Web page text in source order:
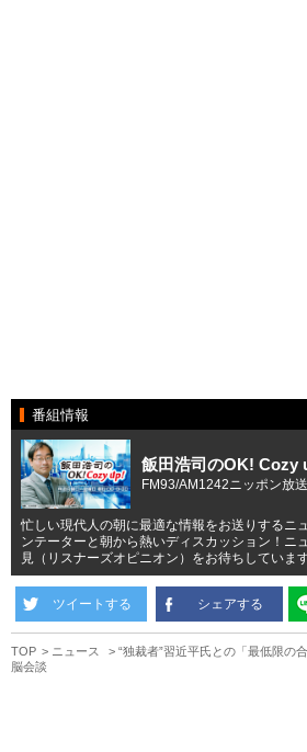
番組情報
飯田浩司のOK! Cozy
FM93/AM1242ニッポン
忙しい現代人の朝に最適な情報をお送りするニ
ンテーターと朝から熱いディスカッション！ニ
見（リスナーズオピニオン）をお待ちしています
ツイートする シェアする
TOP ニュース
“独裁者”習近平氏との「最低限
脳会談